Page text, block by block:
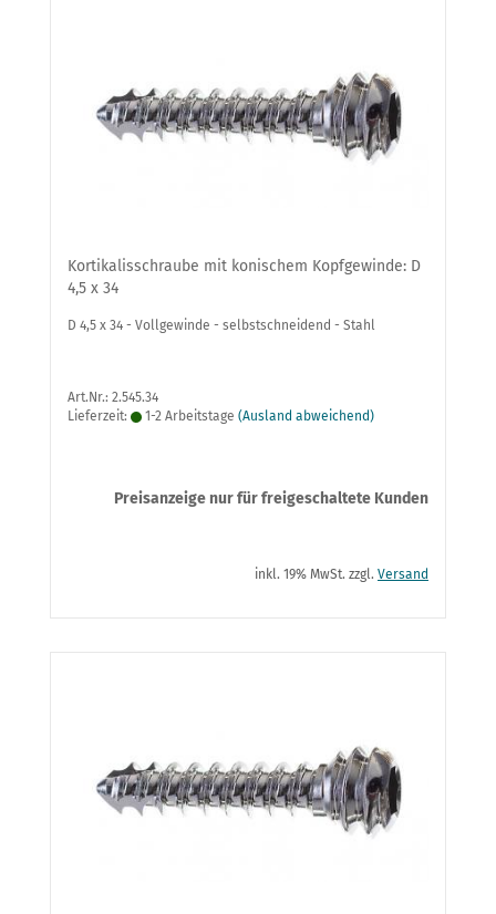
Kortikalisschraube mit konischem Kopfgewinde: D
4,5 x 34
D 4,5 x 34 - Vollgewinde - selbstschneidend - Stahl
Art.Nr.: 2.545.34
Lieferzeit:
1-2 Arbeitstage (Ausland abweichend)
Preisanzeige nur für freigeschaltete Kunden
inkl. 19% MwSt. zzgl. Versand